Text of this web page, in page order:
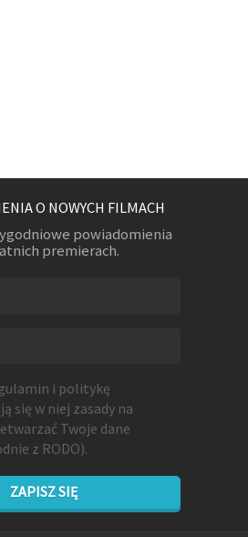
O NOWYCH FILMACH
powiadomienia
premierach.
i politykę
się w niej zasady na
Twoje dane
z RODO).
ZAPISZ SIĘ